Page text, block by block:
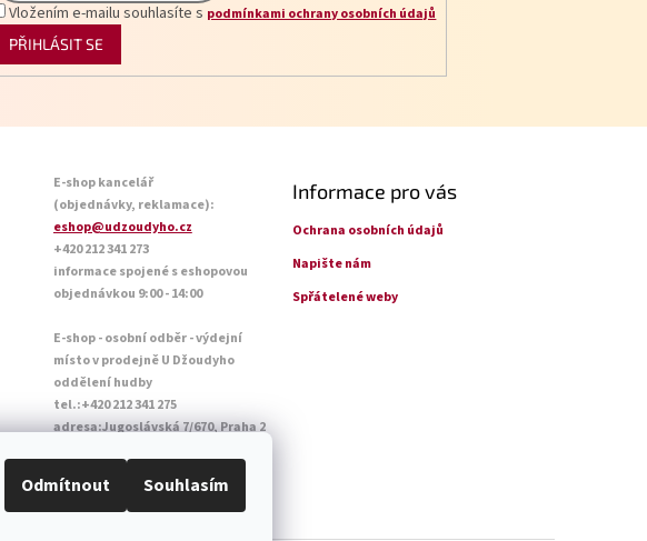
Odmítnout Souhlasím
Vložením e-mailu souhlasíte s podmínkami ochrany osobních údajů
PŘIHLÁSIT SE
E-shop kancelář
(objednávky, reklamace):
eshop@udzoudyho.cz
+420 212 341 273
informace spojené s eshopovou
objednávkou 9:00 - 14:00
E-shop - osobní odběr - výdejní
místo v prodejně U Džoudyho
oddělení hudby
tel.:+420 212 341 275
adresa:Jugoslávská 7/670, Praha 2
Informace pro vás
Ochrana osobních údajů
Napište nám
Spřátelené weby